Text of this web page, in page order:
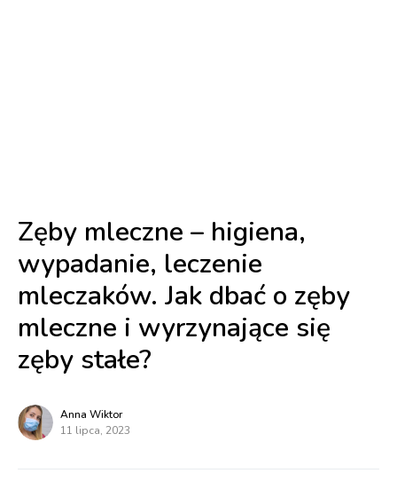
Zęby mleczne – higiena,
wypadanie, leczenie
mleczaków. Jak dbać o zęby
mleczne i wyrzynające się
zęby stałe?
Anna Wiktor
11 lipca, 2023